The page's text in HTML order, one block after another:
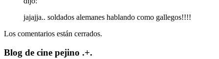
jajajja.. soldados alemanes hablando como gallegos!!!!
Los comentarios están cerrados.
Blog de cine pejino .+.